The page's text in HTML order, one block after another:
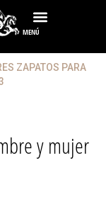
MENÚ
ZAPATOS PARA
y mujer